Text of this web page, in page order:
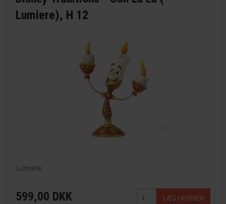
Lumiere), H 12
Lumiere
599,00 DKK